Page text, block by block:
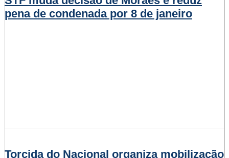
pena de condenada por 8 de janeiro
Torcida do Nacional organiza mobilização